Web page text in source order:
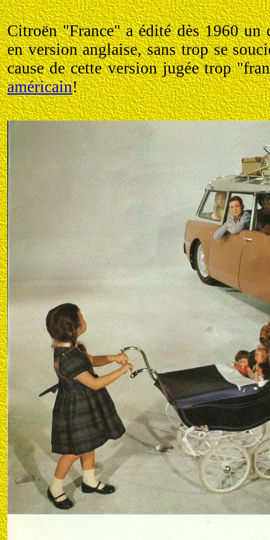
Citroën "France" a édité dès 1960 un
en version anglaise, sans trop se
cause de cette version jugée trop
américain!
.